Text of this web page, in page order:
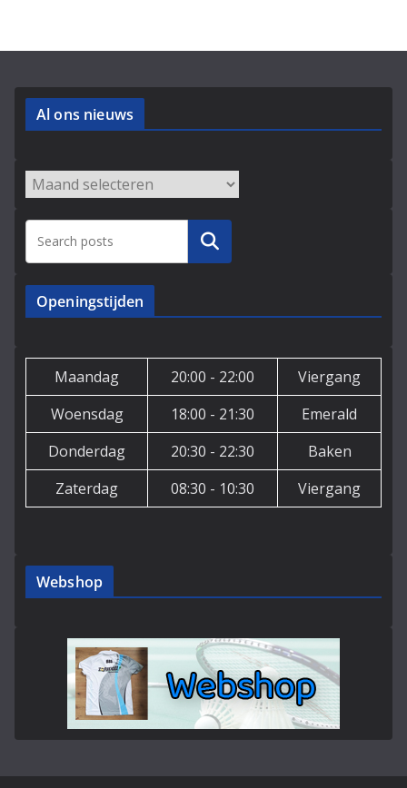
Al ons nieuws
Archieven
Zoeken
Openingstijden
Maandag 20:00 - 22:00
Viergang
Woensdag
18:00 - 21:30
Emerald
Donderdag
20:30 - 22:30
Baken
Zaterdag
08:30 - 10:30 Viergang
Webshop